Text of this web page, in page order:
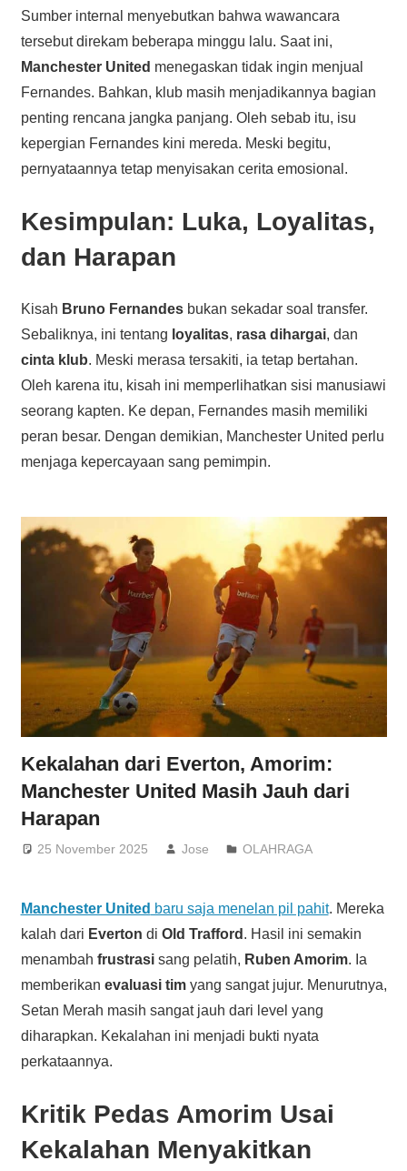
Sumber internal menyebutkan bahwa wawancara
tersebut direkam beberapa minggu lalu. Saat ini,
Manchester United menegaskan tidak ingin menjual
Fernandes. Bahkan, klub masih menjadikannya bagian
penting rencana jangka panjang. Oleh sebab itu, isu
kepergian Fernandes kini mereda. Meski begitu,
pernyataannya tetap menyisakan cerita emosional.
Kesimpulan: Luka, Loyalitas,
dan Harapan
Kisah Bruno Fernandesbukan sekadar soal transfer.
Sebaliknya, ini tentang loyalitas, rasa dihargai, dan
cinta klub. Meski merasa tersakiti, ia tetap bertahan.
Oleh karena itu, kisah ini memperlihatkan sisi manusiawi
seorang kapten. Ke depan, Fernandes masih memiliki
peran besar. Dengan demikian, Manchester United perlu
menjaga kepercayaan sang pemimpin.
Kekalahan dari Everton, Amorim:
Manchester United Masih Jauh dari
Harapan
25 November 2025 Jose OLAHRAGA
Manchester United baru saja menelan pil pahit. Mereka
kalah dari Everton di Old Trafford . Hasil ini semakin
menambah frustrasisang pelatih, Ruben Amorim. Ia
memberikan evaluasi timyang sangat jujur. Menurutnya,
Setan Merah masih sangat jauh dari level yang
diharapkan. Kekalahan ini menjadi bukti nyata
perkataannya.
Kritik Pedas Amorim Usai
Kekalahan Menyakitkan